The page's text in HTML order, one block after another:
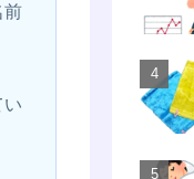
前
い